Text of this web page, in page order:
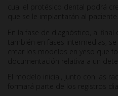
cual el protésico dental podrá
que se le implantarán al paciente.
En la fase de diagnóstico, al
también en fases intermedias,
crear los modelos en yeso que
documentación relativa a un
El modelo inicial, junto con las
formará parte de los registros